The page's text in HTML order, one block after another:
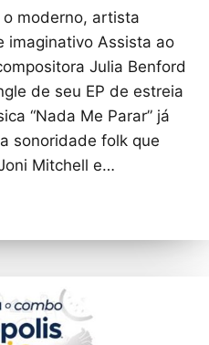
moderno, artista
imaginativo Assista ao
Julia Benford
de seu EP de estreia
“Nada Me Parar” já
sonoridade folk que
Mitchell e…